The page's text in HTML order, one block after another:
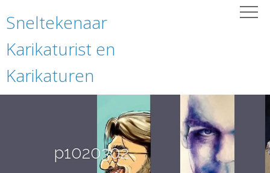
Sneltekenaar
Karikaturist en
Karikaturen
p1020302